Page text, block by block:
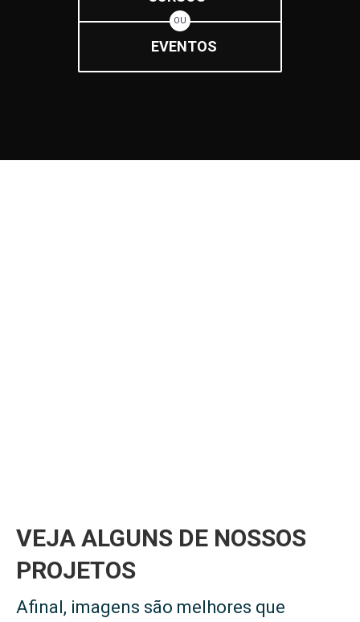
OU
EVENTOS
VEJA ALGUNS DE NOSSOS
PROJETOS
Afinal, imagens são melhores que